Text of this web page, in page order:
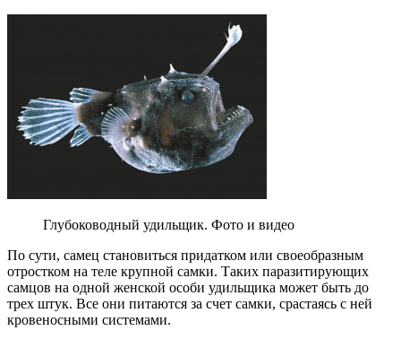
Глубоководный удильщик. Фото и видео
По сути, самец становиться придатком или своеобразным
отростком на теле крупной самки. Таких паразитирующих
самцов на одной женской особи удильщика может быть до
трех штук. Все они питаются за счет самки, срастаясь с ней
кровеносными системами.